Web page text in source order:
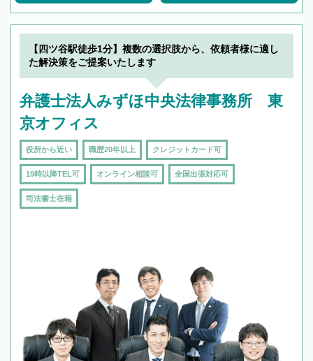
【四ツ谷駅徒歩1分】複数の選択肢から、依頼者様に適し
た解決策をご提案いたします
弁護士法人みずほ中央法律事務所 東
京オフィス
役所から近い 職歴20年以上 クレジットカード可
19時以降TEL可 オンライン相談可 全国出張対応可
司法書士在籍